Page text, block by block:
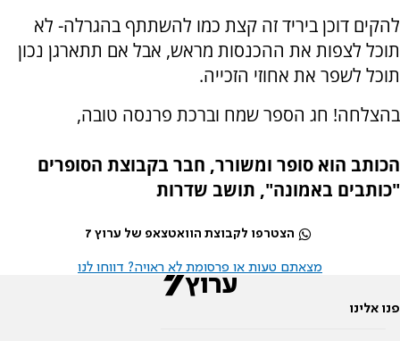
להקים דוכן ביריד זה קצת כמו להשתתף בהגרלה- לא
תוכל לצפות את ההכנסות מראש, אבל אם תתארגן נכון
תוכל לשפר את אחוזי הזכייה.
בהצלחה! חג הספר שמח וברכת פרנסה טובה,
הכותב הוא סופר ומשורר, חבר בקבוצת הסופרים
"כותבים באמונה", תושב שדרות
הצטרפו לקבוצת הוואטצאפ של ערוץ 7
מצאתם טעות או פרסומת לא ראויה? דווחו לנו
פנו אלינו